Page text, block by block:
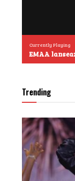
Currently Playing
Trending